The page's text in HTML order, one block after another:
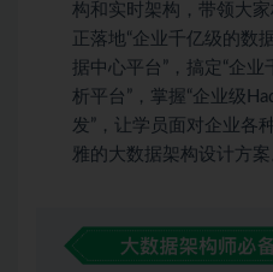
构和实时架构，带领大
正落地“企业千亿级的数
据中心平台”，搞定“企
析平台”，掌握“企业级
发”，让学员面对企业各
雅的大数据架构设计方案